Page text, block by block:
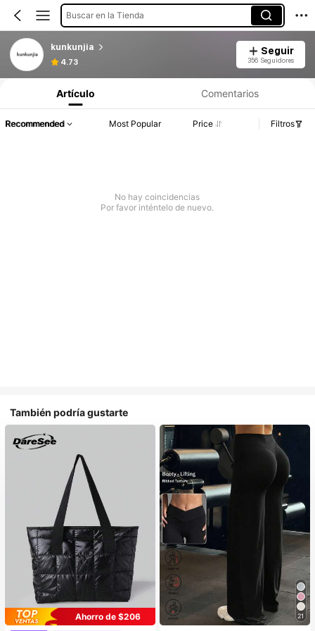
Buscar en la Tienda
kunkunjia
4.73
Seguir
356 Seguidores
Artículo Comentarios
Recommended Most Popular Price Filtros
No hay coincidencias
Por favor inténtelo de nuevo.
También podría gustarte
Ahorro de $206 21